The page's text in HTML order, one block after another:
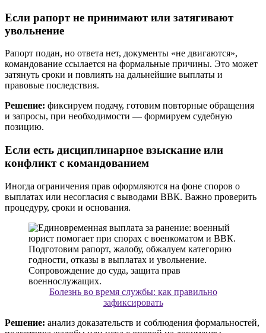
Если рапорт не принимают или затягивают
увольнение
Рапорт подан, но ответа нет, документы «не двигаются»,
командование ссылается на формальные причины. Это может
затянуть сроки и повлиять на дальнейшие выплаты и
правовые последствия.
Решение: фиксируем подачу, готовим повторные обращения
и запросы, при необходимости — формируем судебную
позицию.
Если есть дисциплинарное взыскание или
конфликт с командованием
Иногда ограничения прав оформляются на фоне споров о
выплатах или несогласия с выводами ВВК. Важно проверить
процедуру, сроки и основания.
Болезнь во время службы: как правильно
зафиксировать
Решение: анализ доказательств и соблюдения формальностей,